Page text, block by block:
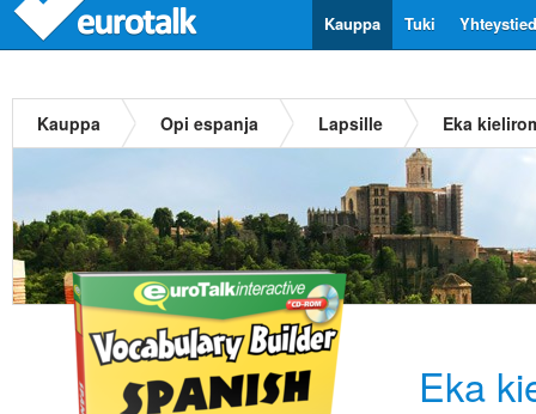
Tuki
Kauppa
Kauppa Opi espanja Lapsille Eka
Eka